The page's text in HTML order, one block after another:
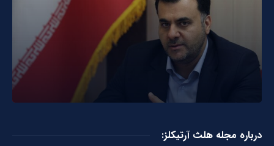
درباره مجله هلث آرتیکلز: